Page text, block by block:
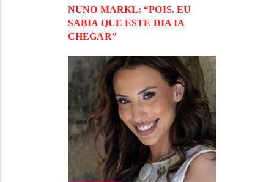
NUNO MARKL: “POIS. EU
SABIA QUE ESTE DIA IA
CHEGAR”